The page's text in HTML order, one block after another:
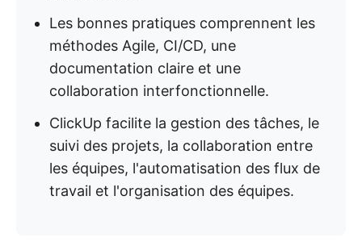
Les bonnes pratiques comprennent les
méthodes Agile, CI/CD, une
documentation claire et une
collaboration interfonctionnelle.
ClickUp facilite la gestion des tâches, le
suivi des projets, la collaboration entre
les équipes, l'automatisation des flux de
travail et l'organisation des équipes.